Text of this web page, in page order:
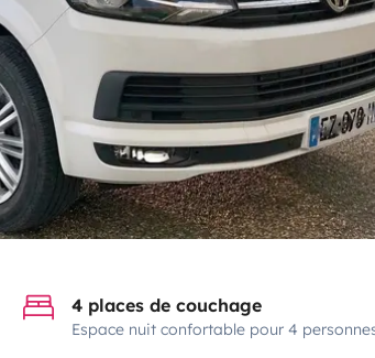
4 places de couchage
Espace nuit confortable pour 4